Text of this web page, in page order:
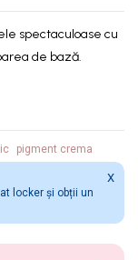
spectaculoase cu
de bază.
pigment crema
locker și obții un
X